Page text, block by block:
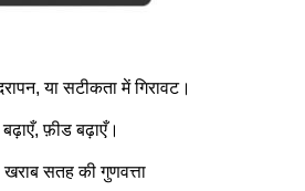
या सटीकता में गिरावट।
फ़ीड बढ़ाएँ।
सतह की गुणवत्ता